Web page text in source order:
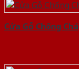
Cửa Gỗ Chống